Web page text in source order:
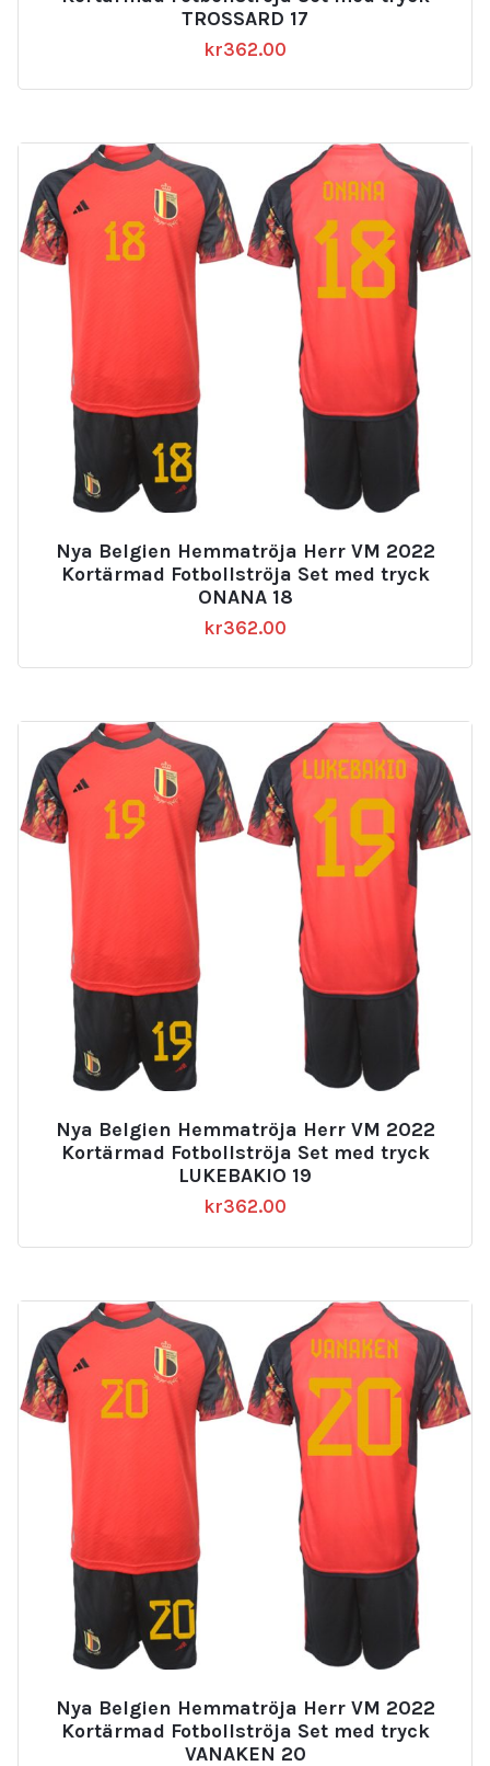
TROSSARD 17
kr362.00
Nya Belgien Hemmatröja Herr VM 2022
Kortärmad Fotbollströja Set med tryck
ONANA 18
kr362.00
Nya Belgien Hemmatröja Herr VM 2022
Kortärmad Fotbollströja Set med tryck
LUKEBAKIO 19
kr362.00
Nya Belgien Hemmatröja Herr VM 2022
Kortärmad Fotbollströja Set med tryck
VANAKEN 20